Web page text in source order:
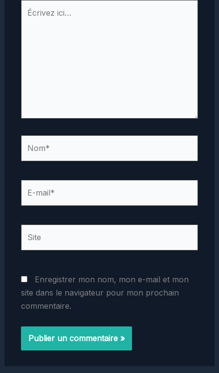
Écrivez
ici…
mail*
Enregistrer mon nom, mon e-mail et mon
site dans le navigateur pour mon prochain
commentaire.